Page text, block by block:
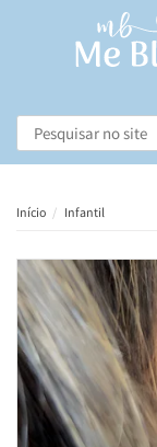
Busca
Início Infantil